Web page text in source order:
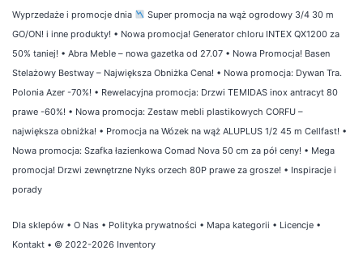
Wyprzedaże i promocje dnia
Super promocja na wąż ogrodowy 3/4 30 m
GO/ON! i inne produkty! • Nowa promocja! Generator chloru INTEX QX1200 za
50% taniej! • Abra Meble – nowa gazetka od 27.07 • Nowa Promocja! Basen
Stelażowy Bestway – Największa Obniżka Cena! • Nowa promocja: Dywan Tra.
Polonia Azer -70%! • Rewelacyjna promocja: Drzwi TEMIDAS inox antracyt 80
prawe -60%! • Nowa promocja: Zestaw mebli plastikowych CORFU –
największa obniżka! • Promocja na Wózek na wąż ALUPLUS 1/2 45 m Cellfast! •
Nowa promocja: Szafka łazienkowa Comad Nova 50 cm za pół ceny! • Mega
promocja! Drzwi zewnętrzne Nyks orzech 80P prawe za grosze! • Inspiracje i
porady
Dla sklepów • O Nas • Polityka prywatności • Mapa kategorii • Licencje •
Kontakt • © 2022-2026 Inventory